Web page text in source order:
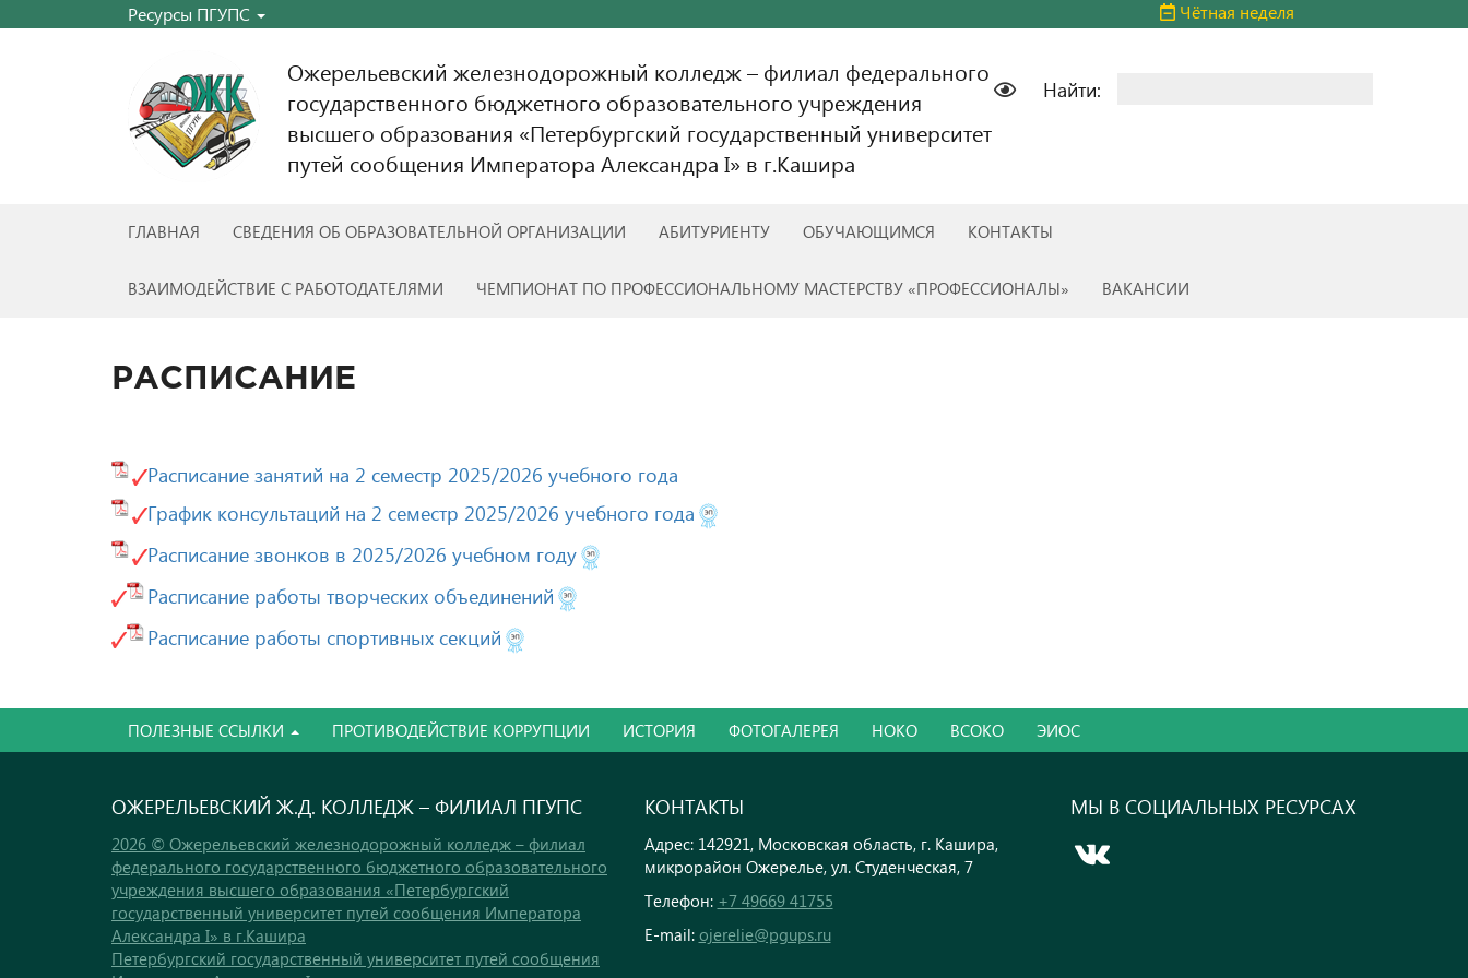
Ресурсы ПГУПС Чётная неделя
Ожерельевский железнодорожный колледж – филиал федерального
государственного бюджетного образовательного учреждения
высшего образования «Петербургский государственный университет
путей сообщения Императора Александра I» в г.Кашира
Найти:
ГЛАВНАЯ СВЕДЕНИЯ ОБ ОБРАЗОВАТЕЛЬНОЙ ОРГАНИЗАЦИИ АБИТУРИЕНТУ ОБУЧАЮЩИМСЯ КОНТАКТЫ
ВЗАИМОДЕЙСТВИЕ С РАБОТОДАТЕЛЯМИ ЧЕМПИОНАТ ПО ПРОФЕССИОНАЛЬНОМУ МАСТЕРСТВУ «ПРОФЕССИОНАЛЫ» ВАКАНСИИ
РАСПИСАНИЕ
Расписание занятий на 2 семестр 2025/2026 учебного года
График консультаций на 2 семестр 2025/2026 учебного года
Расписание звонков в 2025/2026 учебном году
Расписание работы творческих объединений
Расписание работы спортивных секций
ПОЛЕЗНЫЕ ССЫЛКИ ПРОТИВОДЕЙСТВИЕ КОРРУПЦИИ ИСТОРИЯ ФОТОГАЛЕРЕЯ НОКО ВСОКО ЭИОС
ОЖЕРЕЛЬЕВСКИЙ Ж.Д. КОЛЛЕДЖ – ФИЛИАЛ ПГУПС
2026 © Ожерельевский железнодорожный колледж – филиал
федерального государственного бюджетного образовательного
учреждения высшего образования «Петербургский
государственный университет путей сообщения Императора
Александра I» в г.Кашира
Петербургский государственный университет путей сообщения
КОНТАКТЫ
Адрес: 142921, Московская область, г. Кашира,
микрорайон Ожерелье, ул. Студенческая, 7
Телефон: +7 49669 41755
E-mail: ojerelie@pgups.ru
МЫ В СОЦИАЛЬНЫХ РЕСУРСАХ